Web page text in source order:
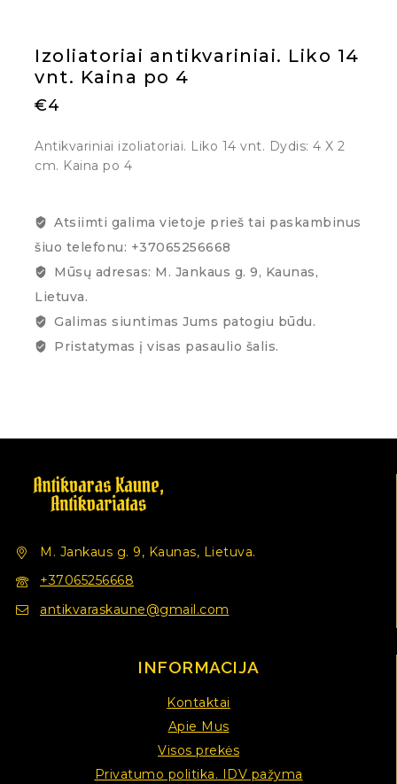
Izoliatoriai antikvariniai. Liko 14
vnt. Kaina po 4
€4
Antikvariniai izoliatoriai. Liko 14 vnt. Dydis: 4 X 2
cm. Kaina po 4
Atsiimti galima vietoje prieš tai paskambinus
šiuo telefonu: +37065256668
Mūsų adresas: M. Jankaus g. 9, Kaunas,
Lietuva.
Galimas siuntimas Jums patogiu būdu.
Pristatymas į visas pasaulio šalis.
M. Jankaus g. 9, Kaunas, Lietuva.
+37065256668
antikvaraskaune@gmail.com
INFORMACIJA
Kontaktai
Apie Mus
Visos prekės
Privatumo politika. IDV pažyma